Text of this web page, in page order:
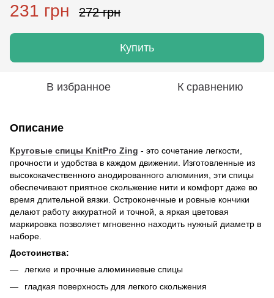
231 грн 272 грн
Купить
В избранное К сравнению
Описание
Круговые спицы KnitPro Zing - это сочетание легкости,
прочности и удобства в каждом движении. Изготовленные из
высококачественного анодированного алюминия, эти спицы
обеспечивают приятное скольжение нити и комфорт даже во
время длительной вязки. Остроконечные и ровные кончики
делают работу аккуратной и точной, а яркая цветовая
маркировка позволяет мгновенно находить нужный диаметр в
наборе.
Достоинства:
легкие и прочные алюминиевые спицы
гладкая поверхность для легкого скольжения